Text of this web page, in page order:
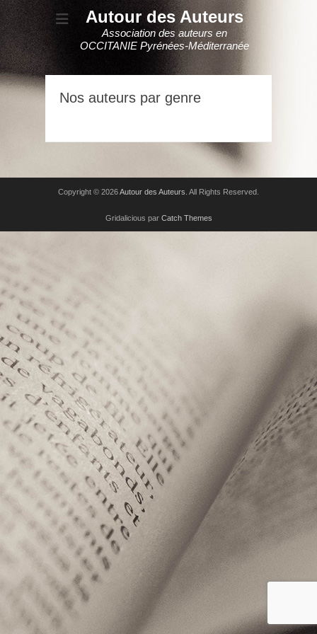
Autour des Auteurs
Association des auteurs en
OCCITANIE Pyrénées-Méditerranée
Nos auteurs par genre
Copyright © 2026Autour des Auteurs . All Rights Reserved.
Gridalicious par Catch Themes